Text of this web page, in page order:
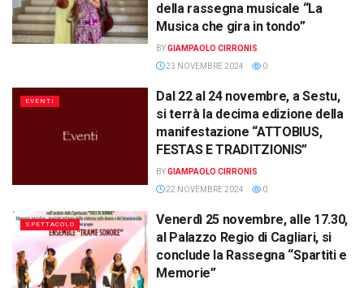
della rassegna musicale “La
Musica che gira in tondo”
BYGIAMPAOLO CIRRONIS
23 NOVEMBRE 2024
0
EVENTI
Dal 22 al 24 novembre, a Sestu,
si terrà la decima edizione della
manifestazione “ATTOBIUS,
FESTAS E TRADITZIONIS”
BYGIAMPAOLO CIRRONIS
22 NOVEMBRE 2024
0
SPETTACOLO
Venerdì 25 novembre, alle 17.30,
al Palazzo Regio di Cagliari, si
conclude la Rassegna “Spartiti e
Memorie”